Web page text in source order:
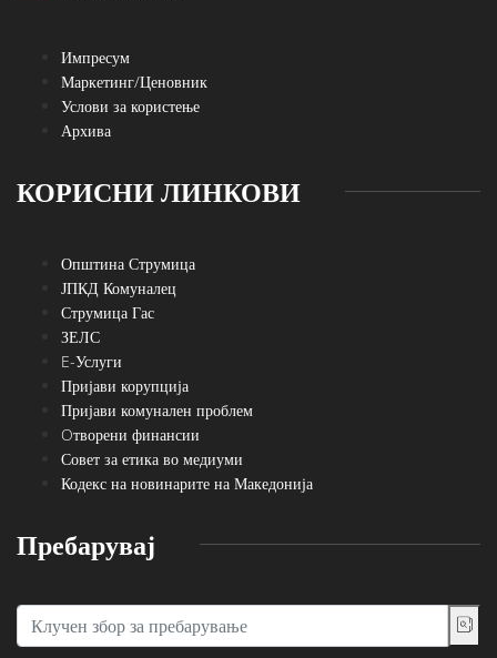
Импресум
Маркетинг/Ценовник
Услови за користење
Архива
КОРИСНИ ЛИНКОВИ
Општина Струмица
ЈПКД Комуналец
Струмица Гас
ЗЕЛС
E-Услуги
Пријави корупција
Пријави комунален проблем
Oтворени финансии
Совет за етика во медиуми
Кодекс на новинарите на Македонија
Пребарувај